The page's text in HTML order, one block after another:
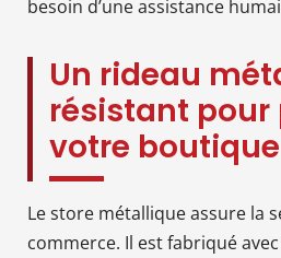
besoin d’une assistance
Un rideau
résistant pour
votre boutique
Le store métallique assure la
commerce. Il est fabriqué avec